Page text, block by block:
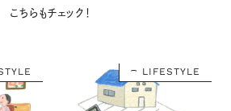
こちらもチェック！
LIFESTYLE